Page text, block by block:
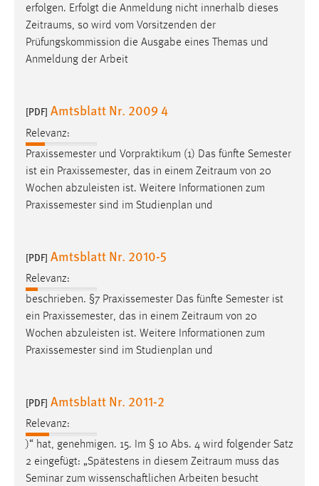
erfolgen. Erfolgt die Anmeldung nicht innerhalb dieses
Zeitraums, so wird vom Vorsitzenden der
Prüfungskommission die Ausgabe eines Themas und
Anmeldung der Arbeit
[PDF] Amtsblatt Nr. 2009 4
Relevanz:
Praxissemester und Vorpraktikum (1) Das fünfte Semester
ist ein Praxissemester, das in einem Zeitraum von 20
Wochen abzuleisten ist. Weitere Informationen zum
Praxissemester sind im Studienplan und
[PDF] Amtsblatt Nr. 2010-5
Relevanz:
beschrieben. §7 Praxissemester Das fünfte Semester ist
ein Praxissemester, das in einem Zeitraum von 20
Wochen abzuleisten ist. Weitere Informationen zum
Praxissemester sind im Studienplan und
[PDF] Amtsblatt Nr. 2011-2
Relevanz:
)“ hat, genehmigen. 15. Im § 10 Abs. 4 wird folgender Satz
2 eingefügt: „Spätestens in diesem Zeitraum muss das
Seminar zum wissenschaftlichen Arbeiten besucht